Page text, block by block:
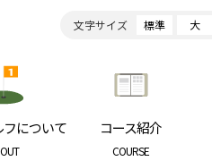
文字サイズ 標準 大
ルフ協会 NIPPON PARKGOLF
について コース紹介
COURSE